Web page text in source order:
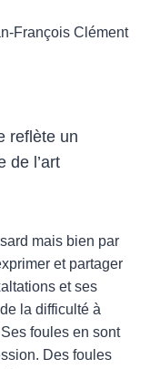
François Clément
reflète un
de l’art
mais bien par
et partager
et ses
la difficulté à
foules en sont
Des foules